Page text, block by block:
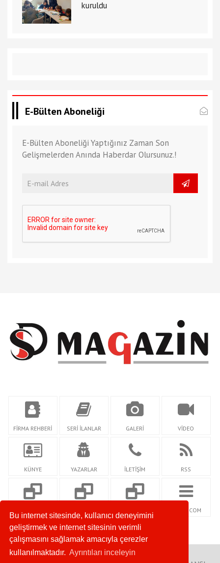
Bu internet sitesinde, kullanıcı deneyimini
geliştirmek ve internet sitesinin verimli
çalışmasını sağlamak amacıyla çerezler
kullanılmaktadır. Ayrıntıları inceleyin
kuruldu
E-Bülten Aboneliği
E-Bülten Aboneliği Yaptığınız Zaman Son
Gelişmelerden Anında Haberdar Olursunuz.!
FİRMA REHBERİ SERİ İLANLAR GALERİ VİDEO
KÜNYE YAZARLAR İLETİŞİM RSS
OM
NETİDİ.COM